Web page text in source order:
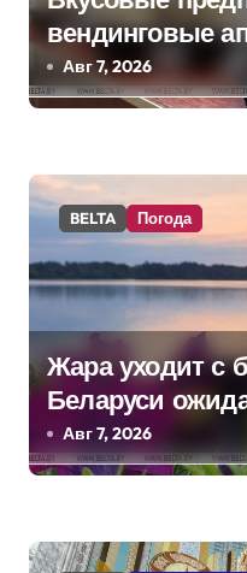
п
о
з
а
п
и
с
я
м
вендинговые
школьном
Авг 7, 2026
BELTA Погода
Жара уходит с
Беларуси
грозы
Авг 7, 2026